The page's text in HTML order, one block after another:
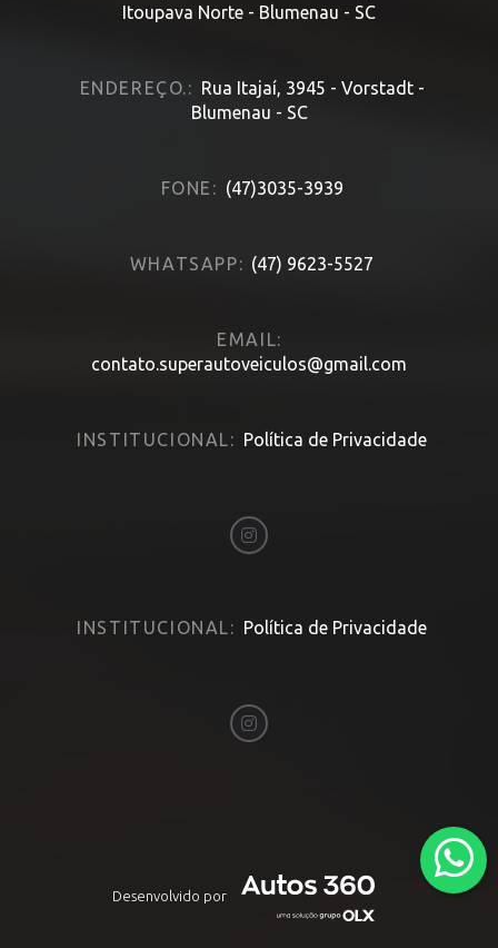
Itoupava Norte - Blumenau - SC
ENDEREÇO.: Rua Itajaí, 3945 - Vorstadt -
Blumenau - SC
FONE: (47)3035-3939
WHATSAPP: (47) 9623-5527
EMAIL:
contato.superautoveiculos@gmail.com
INSTITUCIONAL: Política de Privacidade
INSTITUCIONAL: Política de Privacidade
Desenvolvido por